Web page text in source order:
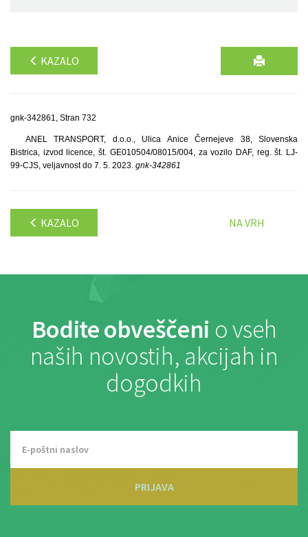
KAZALO
gnk-342861, Stran 732
ANEL TRANSPORT, d.o.o., Ulica Anice Černejeve 38, Slovenska
Bistrica, izvod licence, št. GE010504/08015/004, za vozilo DAF, reg. št. LJ-
99-CJS, veljavnost do 7. 5. 2023. gnk-342861
KAZALO NA VRH
Bodite obveščeni o vseh
naših novostih, akcijah in
dogodkih
PRIJAVA